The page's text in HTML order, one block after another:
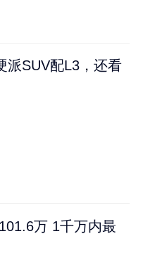
派SUV配L3，还看
万 1千万内最